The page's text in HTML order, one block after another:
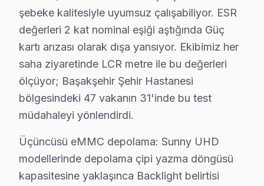
Sunny görüntüleme sistemi'lerde en çok müdahale
• Panel ve Ekran: OLED yanması, LCD şeriti, piksel
• Elektronik Kartlar: Anakart, T-Con, güç kartı, tuner
• Arka Aydınlatma: LED bar değişimi, inverter tamiri,
• Yazılım ve Firmware: Fabrika ayarı, eMMC
• Bağlantı: HDMI/USB port arızası, Bluetooth ve Wi-
Başakşehir'de Sunny televizyon paneli tamiri için
Sunny TV Periyodik Bakımı – Başakşehir
şebeke kalitesiyle uyumsuz çalışabiliyor. ESR
değerleri 2 kat nominal eşiği aştığında Güç
kartı arızası olarak dışa yansıyor. Ekibimiz her
saha ziyaretinde LCR metre ile bu değerleri
ölçüyor; Başakşehir Şehir Hastanesi
bölgesindeki 47 vakanın 31'inde bu test
müdahaleyi yönlendirdi.
Üçüncüsü eMMC depolama: Sunny UHD
modellerinde depolama çipi yazma döngüsü
kapasitesine yaklaşınca Backlight belirtisi